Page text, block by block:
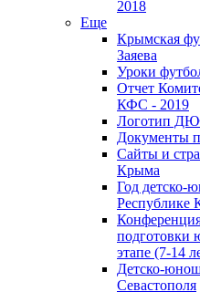
2018
Еще
Крымская
Заяева
Уроки
Отчет
КФС - 2019
Логотип
Документы
Сайты и
Крыма
Год детско-
Республике
подготовки
этапе (7-14
Детско-
Севастополя